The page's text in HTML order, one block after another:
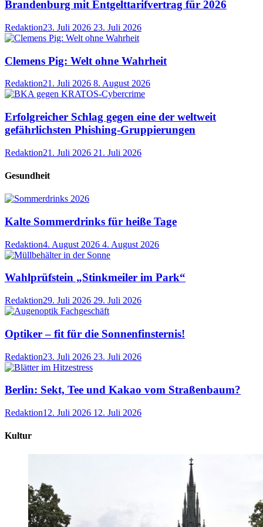
Brandenburg mit Entgelttarifvertrag für 2026
Redaktion23. Juli 2026 23. Juli 2026
Clemens Pig: Welt ohne Wahrheit
Redaktion21. Juli 2026 8. August 2026
Erfolgreicher Schlag gegen eine der weltweit
gefährlichsten Phishing-Gruppierungen
Redaktion21. Juli 2026 21. Juli 2026
Gesundheit
Kalte Sommerdrinks für heiße Tage
Redaktion4. August 2026 4. August 2026
Wahlprüfstein „Stinkmeiler im Park“
Redaktion29. Juli 2026 29. Juli 2026
Optiker – fit für die Sonnenfinsternis!
Redaktion23. Juli 2026 23. Juli 2026
Berlin: Sekt, Tee und Kakao vom Straßenbaum?
Redaktion12. Juli 2026 12. Juli 2026
Kultur